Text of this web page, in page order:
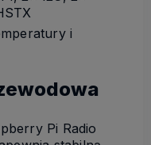
i
Pi Radio